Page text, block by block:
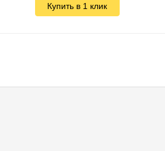
Купить в 1 клик